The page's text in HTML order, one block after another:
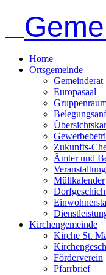
Home
Ortsgemeinde
Gemeinderat
Europasaal
Zukunfts-
Ämter und
Müllkalender
Kirchengemeinde
Kirche St.
Förderverein
Pfarrbrief